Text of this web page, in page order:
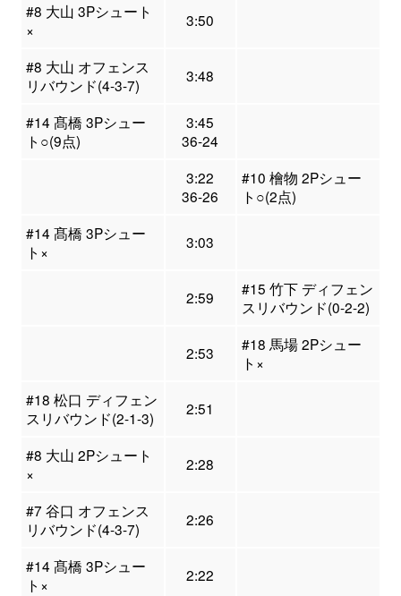
#8 大山 3Pシュート
×
3:50
#8 大山 オフェンス
リバウンド(4-3-7)
3:48
#14 髙橋 3Pシュー
ト○(9点)
3:45
36-24
3:22
36-26
#10 檜物 2Pシュー
ト○(2点)
#14 髙橋 3Pシュー
ト×
3:03
2:59
#15 竹下 ディフェン
スリバウンド(0-2-2)
2:53
#18 馬場 2Pシュー
ト×
#18 松口 ディフェン
スリバウンド(2-1-3)
2:51
#8 大山 2Pシュート
×
2:28
#7 谷口 オフェンス
リバウンド(4-3-7)
2:26
#14 髙橋 3Pシュー
ト×
2:22